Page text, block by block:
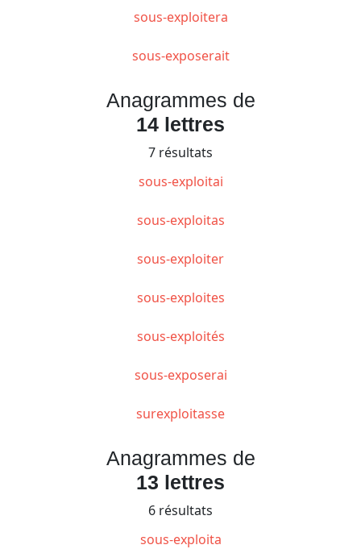
sous-exploitera
sous-exposerait
Anagrammes de
14 lettres
7 résultats
sous-exploitai
sous-exploitas
sous-exploiter
sous-exploites
sous-exploités
sous-exposerai
surexploitasse
Anagrammes de
13 lettres
6 résultats
sous-exploita